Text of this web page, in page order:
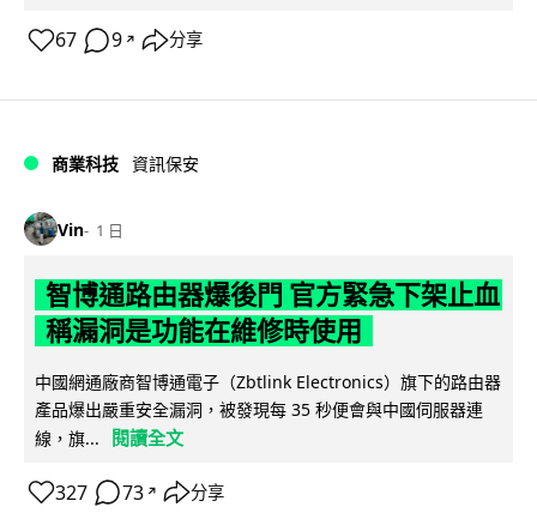
67 9 ↗ 分享
商業科技 資訊保安
Vin 1 日
智博通路由器爆後門 官方緊急下架止血
稱漏洞是功能在維修時使用
中國網通廠商智博通電子（Zbtlink Electronics）旗下的路由器
產品爆出嚴重安全漏洞，被發現每 35 秒便會與中國伺服器連
線，旗...
閱讀全文
327 73 ↗ 分享